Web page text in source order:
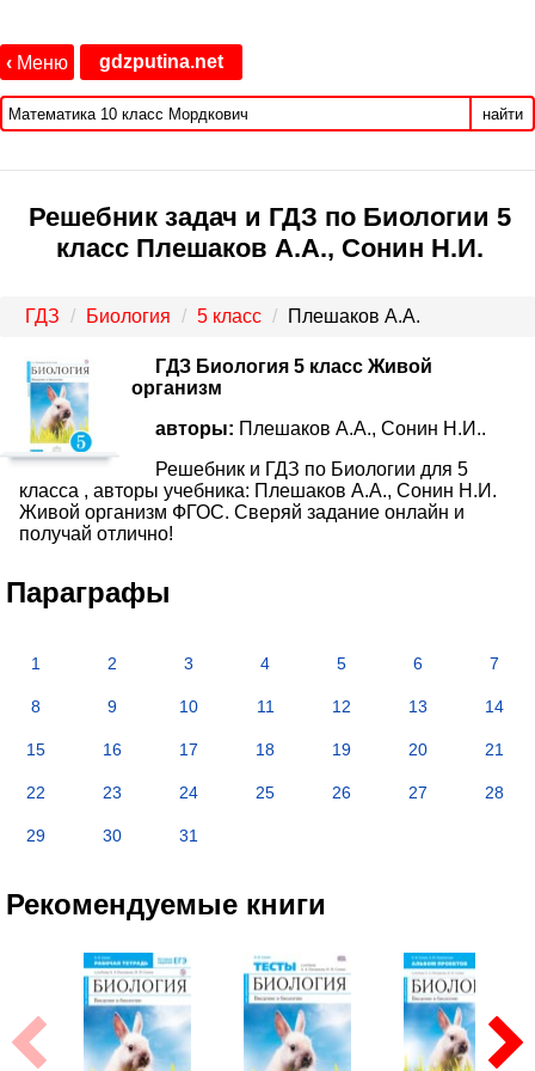
‹ Меню gdzputina.net
найти
Решебник задач и ГДЗ по Биологии 5
класс Плешаков А.А., Сонин Н.И.
ГДЗ Биология 5 класс Плешаков А.А.
ГДЗ Биология 5 класс Живой
организм
авторы: Плешаков А.А., Сонин Н.И..
Решебник и ГДЗ по Биологии для 5
класса , авторы учебника: Плешаков А.А., Сонин Н.И.
Живой организм ФГОС. Сверяй задание онлайн и
получай отлично!
Параграфы
1 2 3 4 5 6 7
8 9 10 11 12 13 14
15 16 17 18 19 20 21
22 23 24 25 26 27 28
29 30 31
Рекомендуемые книги